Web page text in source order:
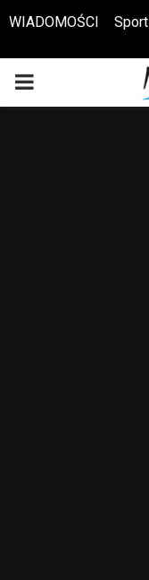
Otwórz pasek narzędzi
WIADOMOŚCI Sport
PRIMARY